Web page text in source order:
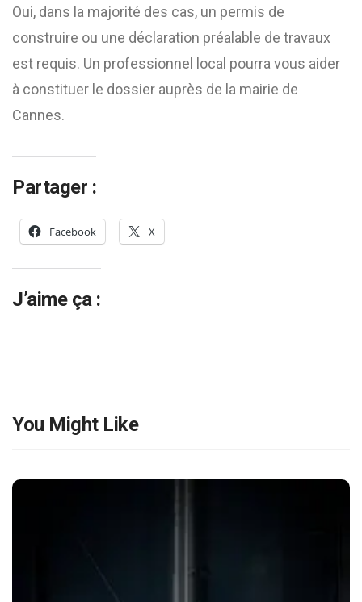
Oui, dans la majorité des cas, un permis de
construire ou une déclaration préalable de travaux
est requis. Un professionnel local pourra vous aider
à constituer le dossier auprès de la mairie de
Cannes.
Partager :
Facebook X
J’aime ça :
You Might Like